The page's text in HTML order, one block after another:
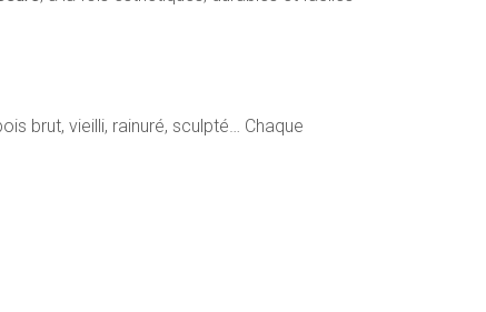
brut, vieilli, rainuré, sculpté… Chaque